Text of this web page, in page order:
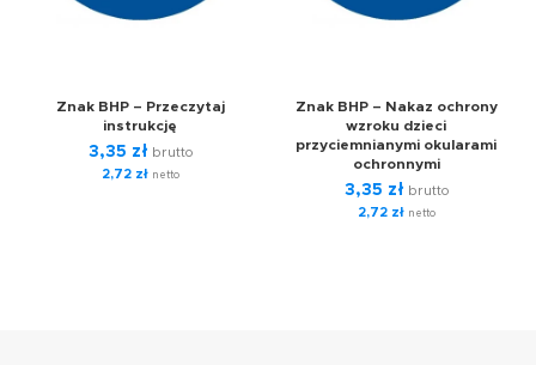
Znak BHP – Przeczytaj
instrukcję
3,35 zł brutto
2,72 złnetto
Znak BHP – Nakaz ochrony
wzroku dzieci
przyciemnianymi okularami
ochronnymi
3,35 zł brutto
2,72 złnetto